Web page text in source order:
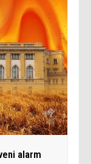
alarm